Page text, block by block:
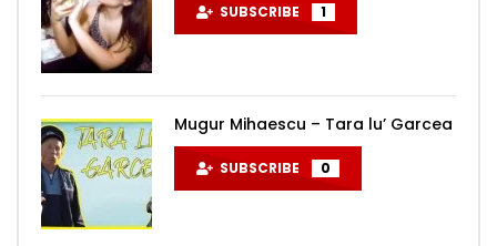
SUBSCRIBE 1
Mugur Mihaescu – Tara lu’ Garcea
SUBSCRIBE 0